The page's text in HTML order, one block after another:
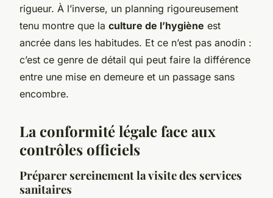
rigueur. À l’inverse, un planning rigoureusement
tenu montre que la culture de l’hygiène est
ancrée dans les habitudes. Et ce n’est pas anodin :
c’est ce genre de détail qui peut faire la différence
entre une mise en demeure et un passage sans
encombre.
La conformité légale face aux
contrôles officiels
Préparer sereinement la visite des services
sanitaires